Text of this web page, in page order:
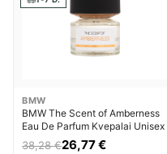
BMW
BMW The Scent of Amberness
Eau De Parfum Kvepalai Unisex
38,28 €26,77 €